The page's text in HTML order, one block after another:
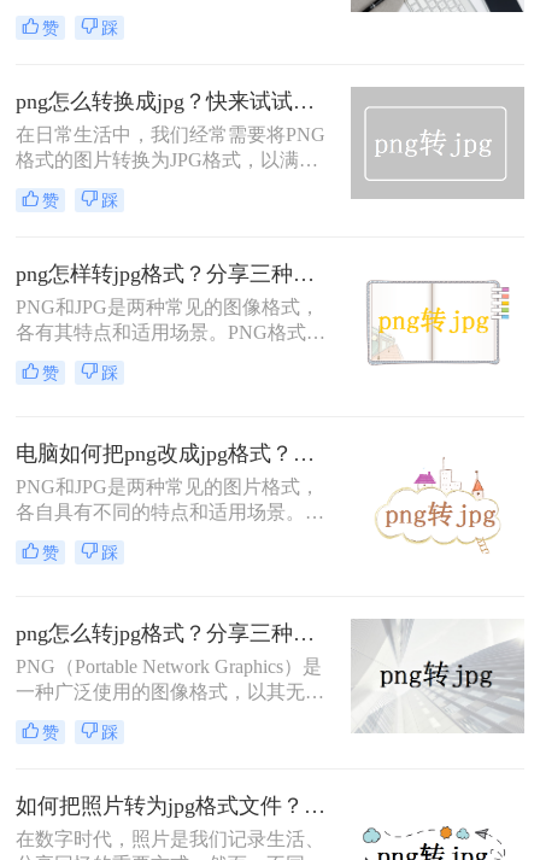
求。那么png快速怎么转jpg呢？本文
法。
件大小、提高兼容性或满足特定的使
用需求。那么png怎么转换成jpg免费
JPG方法。
赞 踩
png怎么转换成jpg？快来试试这二种方法！
在日常生活中，我们经常需要将PNG
格式的图片转换为JPG格式，以满足
不同的使用场景和需求。PNG以其无
损压缩和支持透明背景的特性受到青
广泛的兼容性成为互联网上最常用的
图片格式之一。那么png怎么转换成
jpg呢？本文将介绍两种将PNG转换成
JPG的方法。
赞 踩
png怎样转jpg格式？分享三种实用转换方法！
PNG和JPG是两种常见的图像格式，
各有其特点和适用场景。PNG格式支
持透明背景且无损压缩，常用于需要
保留图像细节和透明度的场景；而
术，可以在一定程度上减小文件体
积，同时保持较好的图像质量。那么
png怎样转jpg格式呢？本文将介绍三
赞 踩
电脑如何把png改成jpg格式？分享四种简单转换方法！
​PNG和JPG是两种常见的图片格式，
各自具有不同的特点和适用场景。有
时，我们可能需要将PNG图片转换为
JPG格式，以适应不同的使用需求。
改为JPG格式的方法，帮助您轻松完
成格式转换。
赞 踩
png怎么转jpg格式？分享三种图片格式转换方法！
PNG（Portable Network Graphics）是
一种广泛使用的图像格式，以其无损
压缩和支持透明度的特点而闻名。而
JPG（JPEG）则是一种常用的有损压
但细节要求不高的图片。有时，我们
可能需要将PNG格式的图片转换为
JPG格式，以减小文件大小、提高兼
赞 踩
如何把照片转为jpg格式文件？这3种方法很好用!！
在数字时代，照片是我们记录生活、